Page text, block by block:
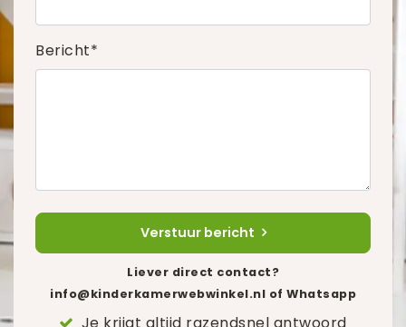
Bericht*
Verstuur bericht
Liever direct contact?
info@kinderkamerwebwinkel.nl of Whatsapp